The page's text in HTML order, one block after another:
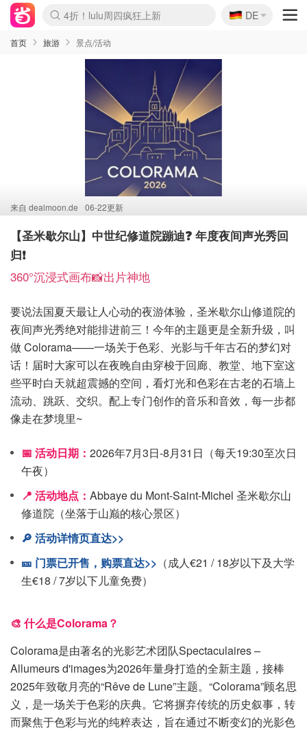
Boticinal 夏促开抢！
4折！lulu周四疯狂上新
还没结束！&OtherStories大促
Joybuy变相75折 随时失效
速领！Stanley独家85折
疑似霸哥！Camper额外叠85折
Zalando 奥莱闪促！每日更新
Moncler反季囤！5折起+叠9折
Coach Brooklyn仅€192
🇩🇪
DE
首页 旅游 景点/活动
来自 dealmoon.de 06-22更新
【圣米歇尔山】中世纪修道院蹦迪❓ 年度夜间声光秀回
归❗️
360°沉浸式画布📸出片神地
要说法国夏天最让人心动的夜游体验，圣米歇尔山修道院的
夜间声光秀绝对能排进前三！今年的主题更是全新升级，叫
做 Colorama——一场关于色彩、光影与千年古石的梦幻对
话！届时大家可以在夜晚自由穿梭于回廊、教堂、地下室这
些平时白天就超震撼的空间，看灯光和色彩在古老的石墙上
流动、跳跃、交织。配上专门创作的音乐和音效，每一步都
像走在梦境里~
📅 活动日期： 2026年7月3日-8月31日（每天19:30至次日
午夜）
📍 活动地点： Abbaye du Mont-Saint-Michel 圣米歇尔山
修道院（坐落于山巅的核心景区）
🔎 活动详情页直达>>
🎫 门票已开售，购票直达>> （成人€21 / 18岁以下及大学
生€18 / 7岁以下儿童免费）
🎨 什么是Colorama？
Colorama是由著名的光影艺术团队Spectaculaires –
Allumeurs d'images为2026年量身打造的全新主题，接棒
2025年致敬月亮的“Rêve de Lune”主题。“Colorama”顾名思
义，是一场关于色彩的庆典。它将摒弃传统的历史叙事，转
而聚焦于色彩与光的纯粹表达，旨在通过不断变幻的光影色